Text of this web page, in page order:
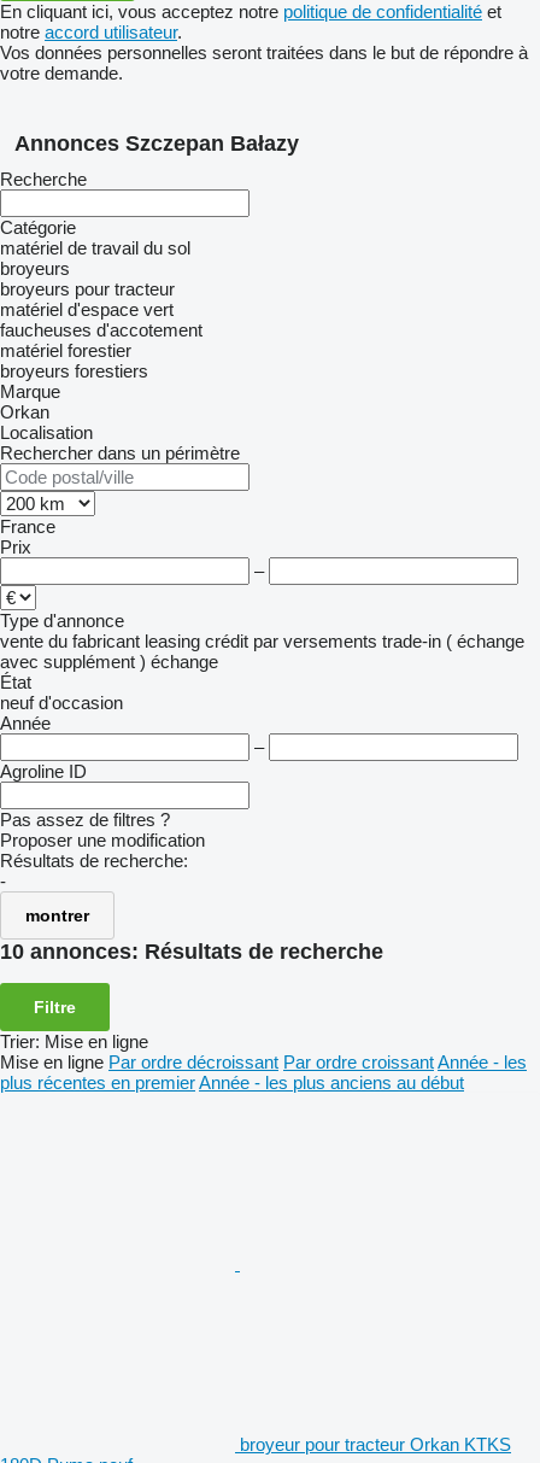
En cliquant ici, vous acceptez notre politique de confidentialité et
notre accord utilisateur.
Vos données personnelles seront traitées dans le but de répondre à
votre demande.
Annonces Szczepan Bałazy
Recherche
Catégorie
matériel de travail du sol
broyeurs
broyeurs pour tracteur
matériel d'espace vert
faucheuses d'accotement
matériel forestier
broyeurs forestiers
Marque
Orkan
Localisation
Rechercher dans un périmètre
France
Prix
–
Type d'annonce
vente du fabricant leasing crédit par versements trade-in ( échange
avec supplément ) échange
État
neuf d'occasion
Année
–
Agroline ID
Pas assez de filtres ?
Proposer une modification
Résultats de recherche:
-
montrer
10 annonces: Résultats de recherche
Filtre
Trier: Mise en ligne
Mise en ligne Par ordre décroissant Par ordre croissantAnnée - les
plus récentes en premierAnnée - les plus anciens au début
broyeur pour tracteur Orkan KTKS